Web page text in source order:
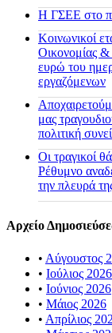
H ΓΣΕΕ στο
Κοινωνικοί
Οικονομίας
ευρώ του
εργαζόμενων
μας
πολιτική
Οι τραγικοί
Ρέθυμνο
την πλευρά
Αρχείο
• Αύγουστος
• Ιούλιος 2026
• Ιούνιος 2026
• Μάιος 2026
• Απρίλιος